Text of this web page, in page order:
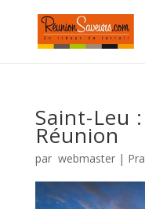
Saint-Leu
Réunion
par webmaster|